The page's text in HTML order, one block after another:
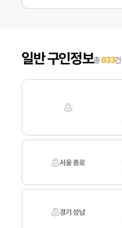
일반 구인정보총633건
서울 종로
경기 성남